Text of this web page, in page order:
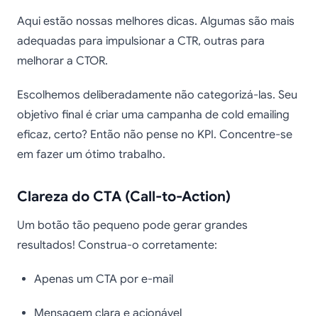
Aqui estão nossas melhores dicas. Algumas são mais
adequadas para impulsionar a CTR, outras para
melhorar a CTOR.
Escolhemos deliberadamente não categorizá-las. Seu
objetivo final é criar uma campanha de cold emailing
eficaz, certo? Então não pense no KPI. Concentre-se
em fazer um ótimo trabalho.
Clareza do CTA (Call-to-Action)
Um botão tão pequeno pode gerar grandes
resultados! Construa-o corretamente:
Apenas um CTA por e-mail
Mensagem clara e acionável